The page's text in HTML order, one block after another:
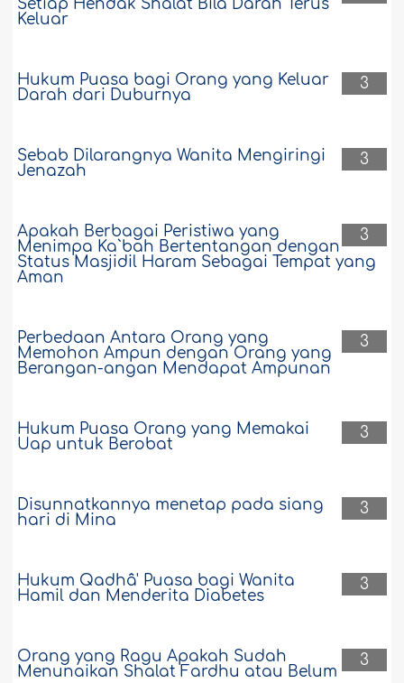
Setiap Hendak Shalat Bila Darah Terus
Keluar
3
Hukum Puasa bagi Orang yang Keluar
Darah dari Duburnya
3
Sebab Dilarangnya Wanita Mengiringi
Jenazah
3
Apakah Berbagai Peristiwa yang
Menimpa Ka`bah Bertentangan dengan
Status Masjidil Haram Sebagai Tempat yang
Aman
3
Perbedaan Antara Orang yang
Memohon Ampun dengan Orang yang
Berangan-angan Mendapat Ampunan
3
Hukum Puasa Orang yang Memakai
Uap untuk Berobat
3
Disunnatkannya menetap pada siang
hari di Mina
3
Hukum Qadhâ' Puasa bagi Wanita
Hamil dan Menderita Diabetes
3
Orang yang Ragu Apakah Sudah
Menunaikan Shalat Fardhu atau Belum